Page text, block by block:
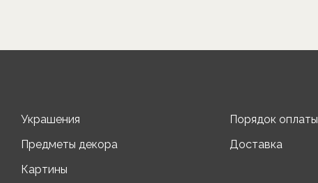
Картины
Предметы декора
Украшения
Порядок оплаты
Доставка